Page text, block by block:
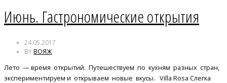
Июнь. Гастрономические открытия
24.05.2017
BYВОЯЖ
Лето — время открытий. Путешествуем по кухням разных стран,
экспериментируем и открываем новые вкусы. Villa Rosa Слегка